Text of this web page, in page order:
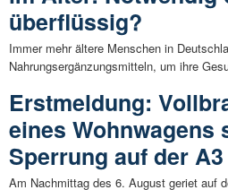
überflüssig?
Immer mehr ältere Menschen in
Nahrungsergänzungsmitteln, um ihre
Erstmeldung:
eines Wohnwagens
Sperrung auf der A3
Am Nachmittag des 6. August geriet auf